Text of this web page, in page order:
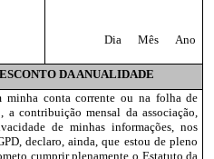
Dia Mês Ano
DA ANUALIDADE
conta corrente ou na folha de
a contribuição mensal da associação,
de minhas informações, nos
declaro, ainda, que estou de pleno
cumprir plenamente o Estatuto da